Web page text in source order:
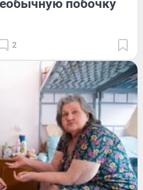
побочку
2